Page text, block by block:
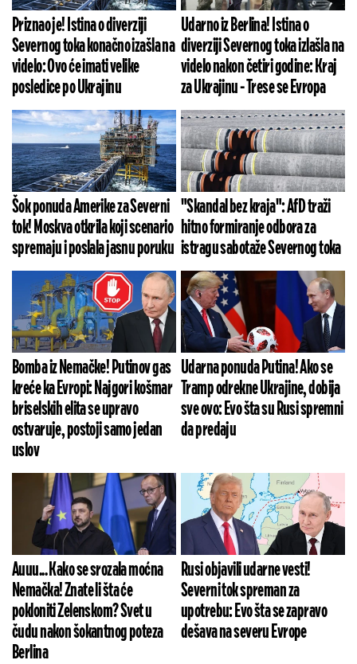
Priznao je! Istina o diverziji
Severnog toka konačno izašla na
videlo: Ovo će imati velike
posledice po Ukrajinu
Udarno iz Berlina! Istina o
diverziji Severnog toka izlašla na
videlo nakon četiri godine: Kraj
za Ukrajinu - Trese se Evropa
Šok ponuda Amerike za Severni
tok! Moskva otkrila koji scenario
spremaju i poslala jasnu poruku
"Skandal bez kraja": AfD traži
hitno formiranje odbora za
istragu sabotaže Severnog toka
Bomba iz Nemačke! Putinov gas
kreće ka Evropi: Najgori košmar
briselskih elita se upravo
ostvaruje, postoji samo jedan
uslov
Udarna ponuda Putina! Ako se
Tramp odrekne Ukrajine, dobija
sve ovo: Evo šta su Rusi spremni
da predaju
Auuu... Kako se srozala moćna
Nemačka! Znate li šta će
pokloniti Zelenskom? Svet u
čudu nakon šokantnog poteza
Berlina
Rusi objavili udarne vesti!
Severni tok spreman za
upotrebu: Evo šta se zapravo
dešava na severu Evrope